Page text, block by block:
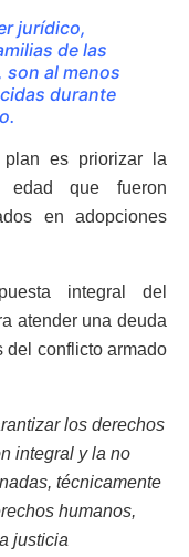
jurídico,
de las
son al menos
durante
es priorizar la
que fueron
en adopciones
integral del
atender una deuda
del conflicto armado
los derechos
integral y la no
técnicamente
humanos,
justicia